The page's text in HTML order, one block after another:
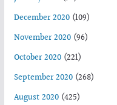
December 2020(109)
November 2020(96)
October 2020(221)
September 2020(268)
August 2020(425)